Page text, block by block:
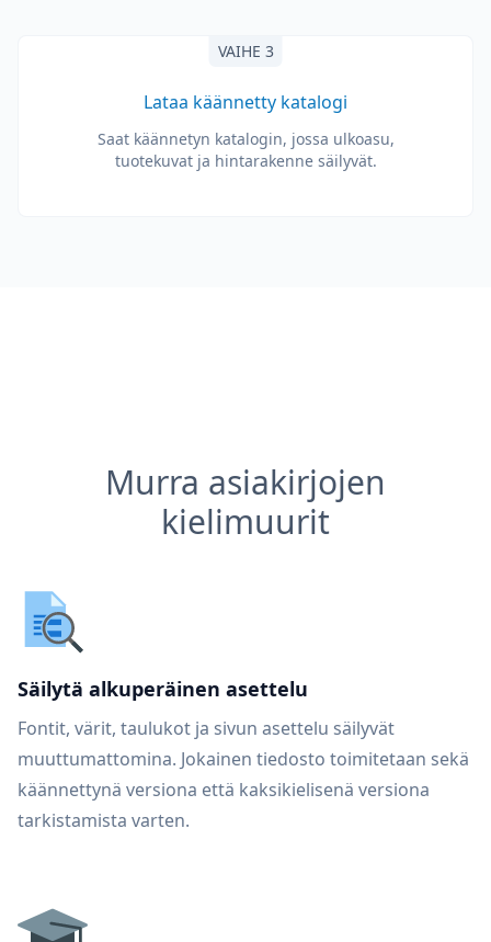
VAIHE 3
Lataa käännetty katalogi
Saat käännetyn katalogin, jossa ulkoasu,
tuotekuvat ja hintarakenne säilyvät.
Murra asiakirjojen
kielimuurit
Säilytä alkuperäinen asettelu
Fontit, värit, taulukot ja sivun asettelu säilyvät
muuttumattomina. Jokainen tiedosto toimitetaan sekä
käännettynä versiona että kaksikielisenä versiona
tarkistamista varten.